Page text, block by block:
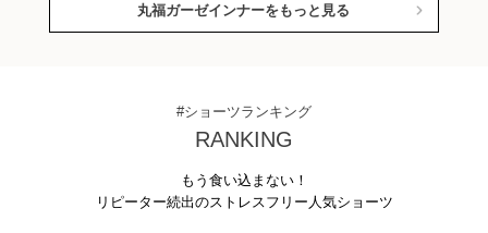
丸福ガーゼインナーをもっと見る
#ショーツランキング
RANKING
もう食い込まない！
リピーター続出のストレスフリー人気ショーツ